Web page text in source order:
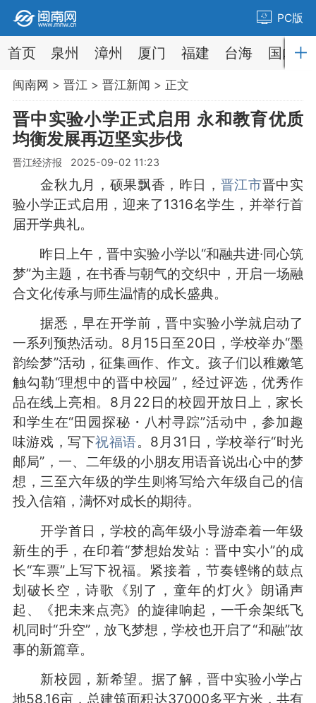
PC版
首页 泉州 漳州 厦门 福建 台海 国内
闽南网 > 晋江> 晋江新闻 > 正文
晋中实验小学正式启用 永和教育优质
均衡发展再迈坚实步伐
晋江经济报 2025-09-02 11:23
金秋九月，硕果飘香，昨日， 晋江市晋中实
验小学正式启用，迎来了1316名学生，并举行首
届开学典礼。
昨日上午，晋中实验小学以“和融共进·同心筑
梦”为主题，在书香与朝气的交织中，开启一场融
合文化传承与师生温情的成长盛典。
据悉，早在开学前，晋中实验小学就启动了
一系列预热活动。8月15日至20日，学校举办“墨
韵绘梦”活动，征集画作、作文。孩子们以稚嫩笔
触勾勒“理想中的晋中校园”，经过评选，优秀作
品在线上亮相。8月22日的校园开放日上，家长
和学生在“田园探秘・八村寻踪”活动中，参加趣
味游戏，写下祝福语。8月31日，学校举行“时光
邮局”，一、二年级的小朋友用语音说出心中的梦
想，三至六年级的学生则将写给六年级自己的信
投入信箱，满怀对成长的期待。
开学首日，学校的高年级小导游牵着一年级
新生的手，在印着“梦想始发站：晋中实小”的成
长“车票”上写下祝福。紧接着，节奏铿锵的鼓点
划破长空，诗歌《别了，童年的灯火》朗诵声
起、《把未来点亮》的旋律响起，一千余架纸飞
机同时“升空”，放飞梦想，学校也开启了“和融”故
事的新篇章。
新校园，新希望。据了解，晋中实验小学占
地58.16亩，总建筑面积达37000多平方米，共有